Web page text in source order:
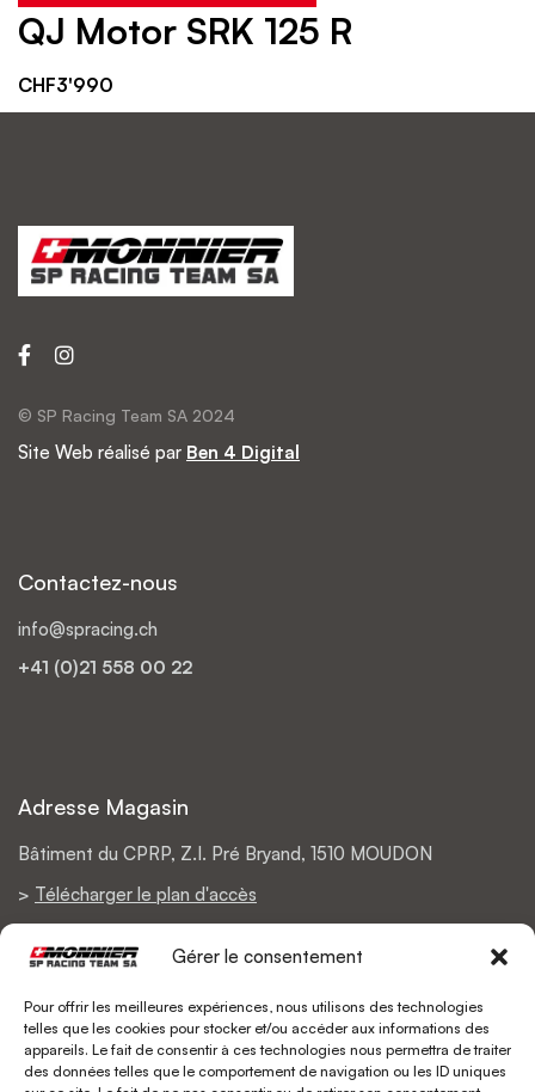
Gérer le consentement
Pour offrir les meilleures expériences, nous utilisons des technologies
telles que les cookies pour stocker et/ou accéder aux informations des
appareils. Le fait de consentir à ces technologies nous permettra de traiter
des données telles que le comportement de navigation ou les ID uniques
QJ Motor SRK 125 R
CHF3'990
© SP Racing Team SA 2024
Site Web réalisé par Ben 4 Digital
Contactez-nous
info@spracing.ch
+41 (0)21 558 00 22
Adresse Magasin
Bâtiment du CPRP, Z.I. Pré Bryand, 1510 MOUDON
> Télécharger le plan d'accès
Support
Politique de retours